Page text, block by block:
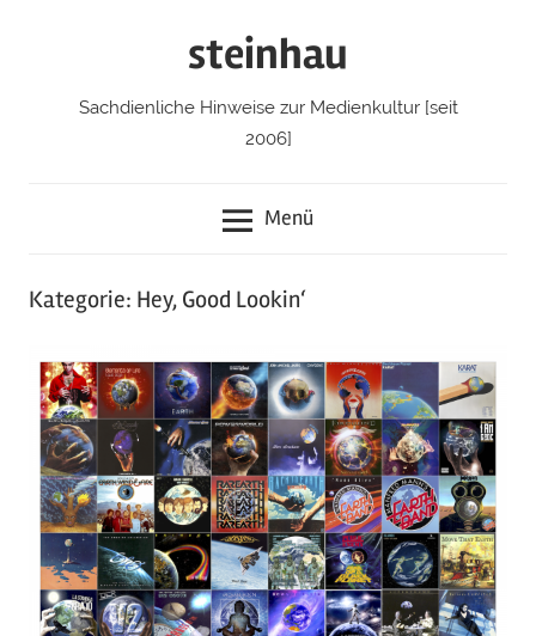
steinhau
Sachdienliche Hinweise zur Medienkultur [seit
2006]
Menü
Kategorie: Hey, Good Lookin‘